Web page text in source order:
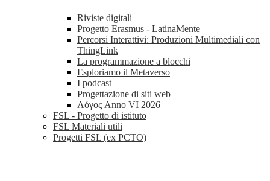
Riviste digitali
Progetto Erasmus - LatinaMente
Percorsi Interattivi: Produzioni Multimediali con
ThingLink
La programmazione a blocchi
Esploriamo il Metaverso
I podcast
Progettazione di siti web
Λóγος Anno VI 2026
FSL - Progetto di istituto
FSL Materiali utili
Progetti FSL (ex PCTO)